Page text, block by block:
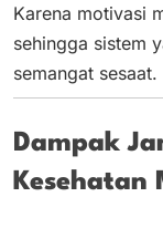
Karena motivasi
sehingga sistem
semangat sesaat.
Dampak
Kesehatan